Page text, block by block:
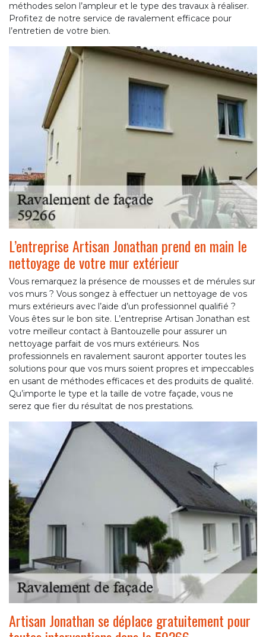
méthodes selon l’ampleur et le type des travaux à réaliser.
Profitez de notre service de ravalement efficace pour
l’entretien de votre bien.
L’entreprise Artisan Jonathan prend en main le
nettoyage de votre mur extérieur
Vous remarquez la présence de mousses et de mérules sur
vos murs ? Vous songez à effectuer un nettoyage de vos
murs extérieurs avec l’aide d’un professionnel qualifié ?
Vous êtes sur le bon site. L’entreprise Artisan Jonathan est
votre meilleur contact à Bantouzelle pour assurer un
nettoyage parfait de vos murs extérieurs. Nos
professionnels en ravalement sauront apporter toutes les
solutions pour que vos murs soient propres et impeccables
en usant de méthodes efficaces et des produits de qualité.
Qu’importe le type et la taille de votre façade, vous ne
serez que fier du résultat de nos prestations.
Artisan Jonathan se déplace gratuitement pour